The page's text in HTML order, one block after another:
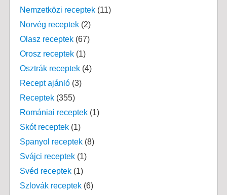
Nemzetközi receptek(11)
Norvég receptek(2)
Olasz receptek(67)
Orosz receptek(1)
Osztrák receptek(4)
Recept ajánló(3)
Receptek(355)
Romániai receptek(1)
Skót receptek(1)
Spanyol receptek(8)
Svájci receptek(1)
Svéd receptek(1)
Szlovák receptek(6)